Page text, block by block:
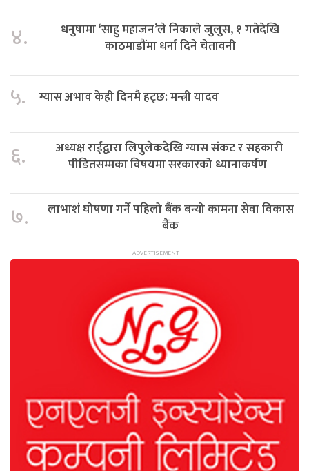
४.
धनुषामा ‘साहु महाजन’ले निकाले जुलुस, १ गतेदेखि
काठमाडौंमा धर्ना दिने चेतावनी
५. ग्यास अभाव केही दिनमै हट्छ: मन्त्री यादव
६.
अध्यक्ष राईद्वारा लिपुलेकदेखि ग्यास संकट र सहकारी
पीडितसम्मका विषयमा सरकारको ध्यानाकर्षण
७.
लाभाशं घोषणा गर्ने पहिलो बैंक बन्यो कामना सेवा विकास
बैंक